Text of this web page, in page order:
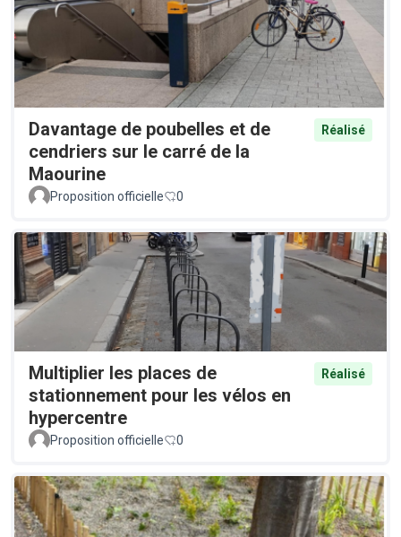
Davantage de poubelles et de
cendriers sur le carré de la
Maourine
Réalisé
Proposition officielle 0
Multiplier les places de
stationnement pour les vélos en
hypercentre
Réalisé
Proposition officielle 0